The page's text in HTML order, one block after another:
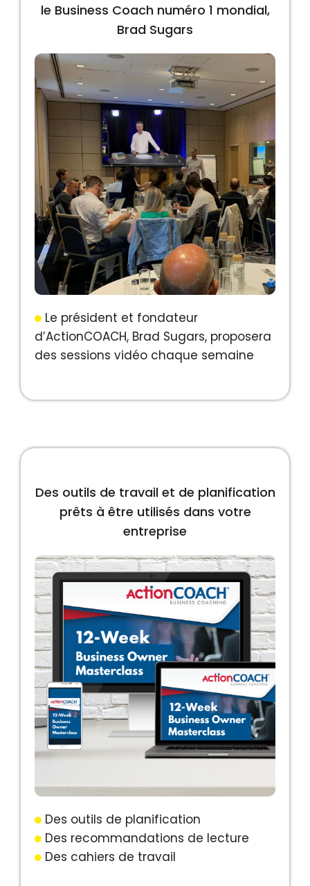
le Business Coach numéro 1 mondial,
Brad Sugars
Le président et fondateur
d’ActionCOACH, Brad Sugars, proposera
des sessions vidéo chaque semaine
Des outils de travail et de planification
prêts à être utilisés dans votre
entreprise
Des outils de planification
Des recommandations de lecture
Des cahiers de travail